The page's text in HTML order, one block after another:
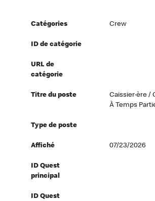
Catégories Crew
ID de catégorie
URL de
catégorie
Titre du poste
Caissier·ère /
À Temps
Type de poste
Affiché 07/23/2026
ID Quest
principal
ID Quest